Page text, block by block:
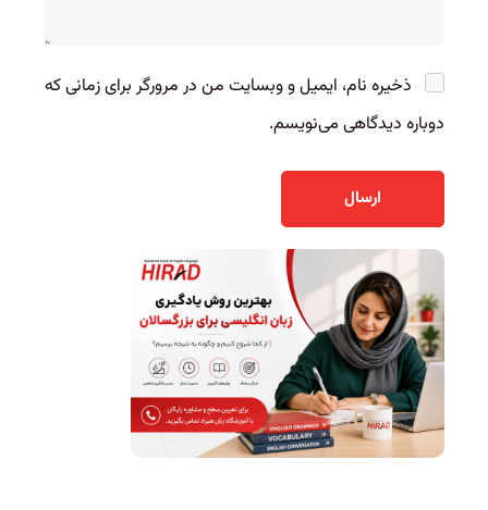
ذخیره نام، ایمیل و وبسایت من در مرورگر برای زمانی که
دوباره دیدگاهی می‌نویسم.